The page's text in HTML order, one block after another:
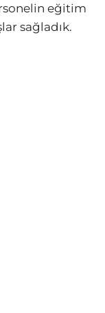
eğitim
sağladık.